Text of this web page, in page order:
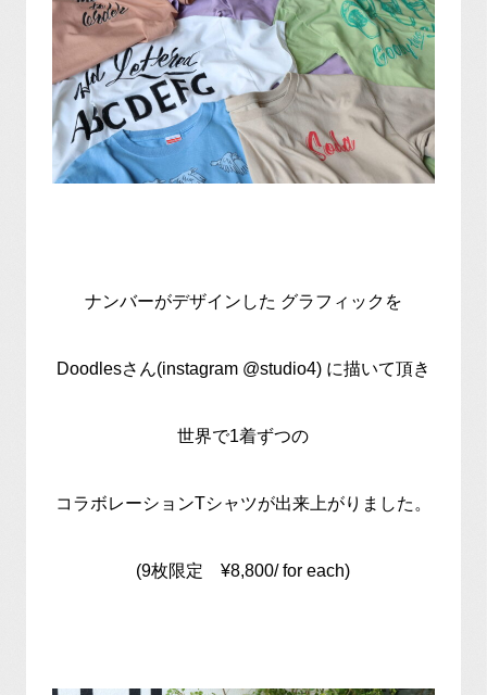
ナンバーがデザインした グラフィックを
Doodlesさん(instagram @studio4) に描いて頂き
世界で1着ずつの
コラボレーションTシャツが出来上がりました。
(9枚限定 ¥8,800/ for each)